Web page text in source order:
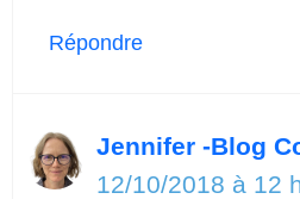
Répondre
Jennifer -Blog
12/10/2018 à 12